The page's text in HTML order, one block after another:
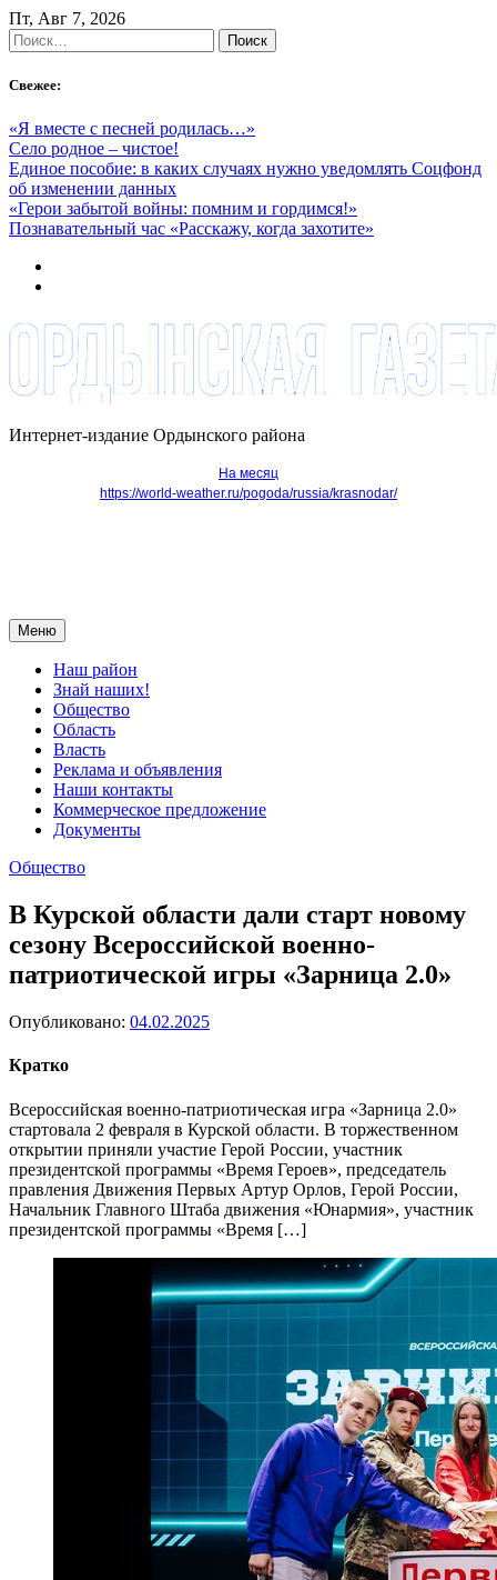
Skip
to
content
Пт, Авг 7, 2026
Найти:
Свежее:
«Я вместе с песней родилась…»
Село родное – чистое!
Единое пособие: в каких случаях нужно уведомлять Соцфонд
об изменении данных
«Герои забытой войны: помним и гордимся!»
Познавательный час «Расскажу, когда захотите»
Интернет-издание Ордынского района
На месяц
https://world-weather.ru/pogoda/russia/krasnodar/
Меню
Наш район
Знай наших!
Общество
Область
Власть
Реклама и объявления
Наши контакты
Коммерческое предложение
Документы
Общество
В Курской области дали старт новому
сезону Всероссийской военно-
патриотической игры «Зарница 2.0»
Опубликовано: 04.02.2025
Кратко
Всероссийская военно-патриотическая игра «Зарница 2.0»
стартовала 2 февраля в Курской области. В торжественном
открытии приняли участие Герой России, участник
президентской программы «Время Героев», председатель
правления Движения Первых Артур Орлов, Герой России,
Начальник Главного Штаба движения «Юнармия», участник
президентской программы «Время […]